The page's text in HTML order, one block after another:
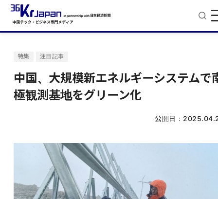
特集 注目記事
中国、大規模新エネルギーシステムで
極観測基地をグリーン化
公開日：